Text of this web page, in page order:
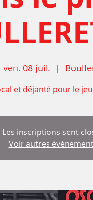
ven. 08 juil.
  |
et déjanté pour le
Les inscriptions sont
Voir autres